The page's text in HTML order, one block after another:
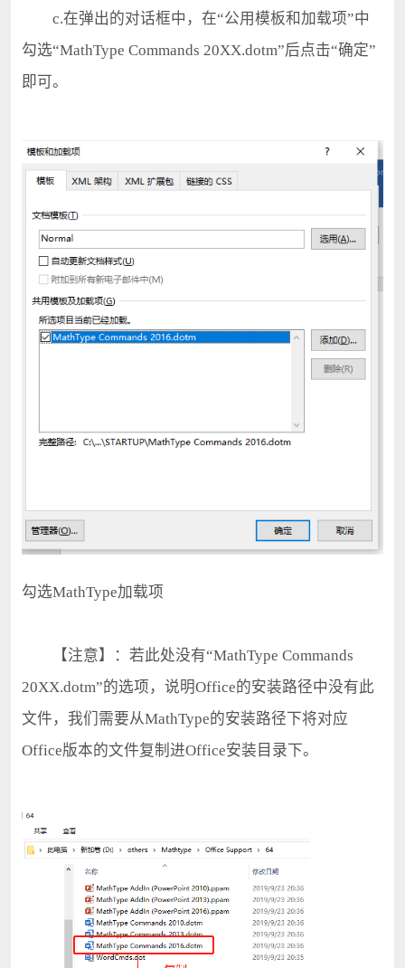
c.在弹出的对话框中，在“公用模板和加载项”中
勾选“MathType Commands 20XX.dotm”后点击“确定”
即可。
勾选MathType加载项
【注意】：若此处没有“MathType Commands
20XX.dotm”的选项，说明Office的安装路径中没有此
文件，我们需要从MathType的安装路径下将对应
Office版本的文件复制进Office安装目录下。